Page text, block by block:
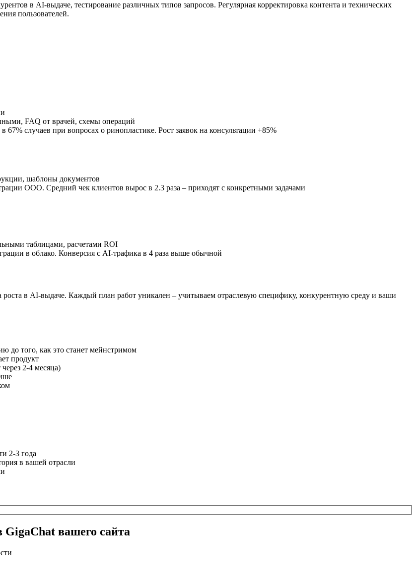
в AI-выдаче, тестирование различных типов запросов. Регулярная корректировка контента и технических
пользователей.
FAQ от врачей, схемы операций
67% случаев при вопросах о ринопластике. Рост заявок на консультации +85%
шаблоны документов
ООО. Средний чек клиентов вырос в 2.3 раза – приходят с конкретными задачами
таблицами, расчетами ROI
в облако. Конверсия с AI-трафика в 4 раза выше обычной
роста в AI-выдаче. Каждый план работ уникален – учитываем отраслевую специфику, конкурентную среду и ваши
до того, как это станет мейнстримом
продукт
2-4 месяца)
2-3 года
в вашей отрасли
GigaChat вашего сайта